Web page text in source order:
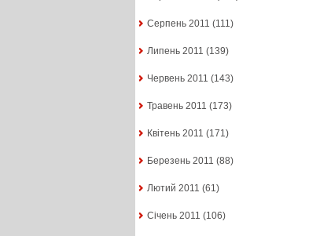
Серпень 2011 (111)
Липень 2011 (139)
Червень 2011 (143)
Травень 2011 (173)
Квітень 2011 (171)
Березень 2011 (88)
Лютий 2011 (61)
Січень 2011 (106)